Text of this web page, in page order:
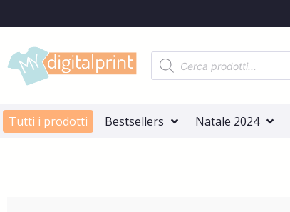
Tutti i prodotti Bestsellers Natale 2024